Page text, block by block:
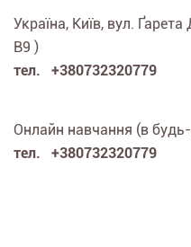
Україна, Київ, вул.
B9 )
тел. +380732320779
Онлайн навчання (в будь-
тел. +380732320779